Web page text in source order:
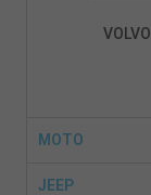
VOLVO
MOTO
JEEP